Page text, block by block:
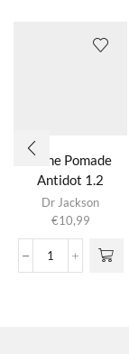
Shine Pomade
Antidot 1.2
Dr Jackson
€10,99
Shine